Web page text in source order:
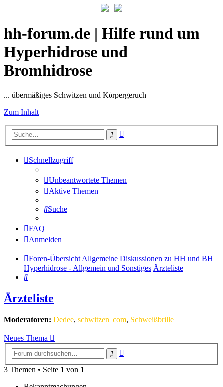
hh-forum.de | Hilfe rund um
Hyperhidrose und
Bromhidrose
... übermäßiges Schwitzen und Körpergeruch
Zum Inhalt
Suche
Schnellzugriff
Unbeantwortete Themen
Aktive Themen
Suche
FAQ
Anmelden
Foren-ÜbersichtAllgemeine Diskussionen zu HH und BH
Hyperhidrose - Allgemein und Sonstiges Ärzteliste
Suche
Ärzteliste
Moderatoren: Dedee, schwitzen_com, Schweißbrille
Neues Thema
Suche
3 Themen • Seite 1 von 1